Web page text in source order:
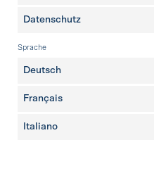
Datenschutz
Sprache
Deutsch
Français
Italiano